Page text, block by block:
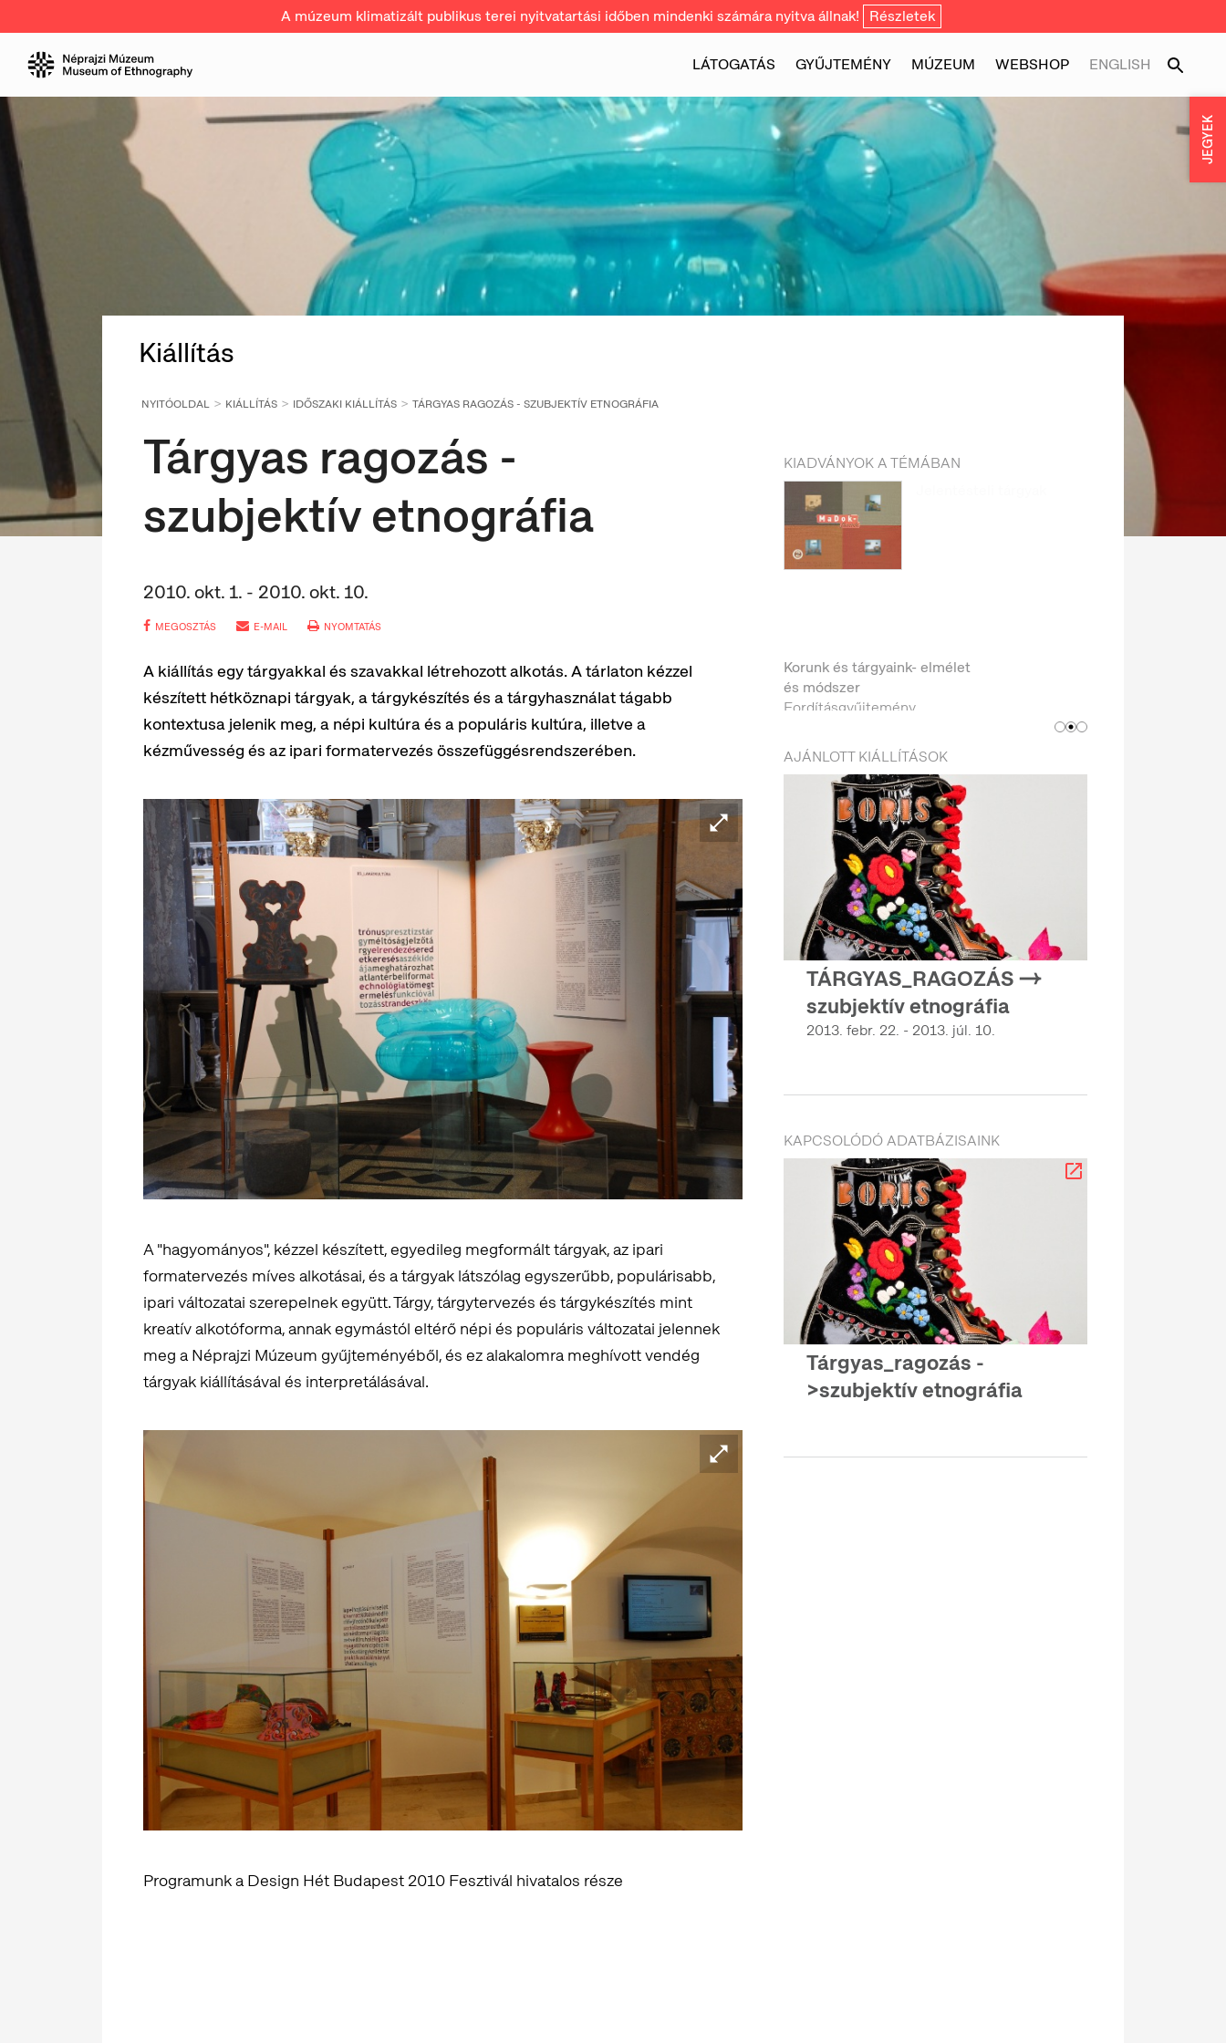
A múzeum klimatizált publikus terei nyitvatartási időben mindenki számára nyitva állnak! Részletek
LÁTOGATÁS GYŰJTEMÉNY MÚZEUM WEBSHOP ENGLISH
Kiállítás
NYITÓOLDAL KIÁLLÍTÁS IDŐSZAKI KIÁLLÍTÁS TÁRGYAS RAGOZÁS - SZUBJEKTÍV ETNOGRÁFIA
Tárgyas ragozás -
szubjektív etnográfia
2010. okt. 1. - 2010. okt. 10.
MEGOSZTÁS E-MAIL NYOMTATÁS
A kiállítás egy tárgyakkal és szavakkal létrehozott alkotás. A tárlaton kézzel
készített hétköznapi tárgyak, a tárgykészítés és a tárgyhasználat tágabb
kontextusa jelenik meg, a népi kultúra és a populáris kultúra, illetve a
kézművesség és az ipari formatervezés összefüggésrendszerében.
A "hagyományos", kézzel készített, egyedileg megformált tárgyak, az ipari
formatervezés míves alkotásai, és a tárgyak látszólag egyszerűbb, populárisabb,
ipari változatai szerepelnek együtt. Tárgy, tárgytervezés és tárgykészítés mint
kreatív alkotóforma, annak egymástól eltérő népi és populáris változatai jelennek
meg a Néprajzi Múzeum gyűjteményéből, és ez alakalomra meghívott vendég
tárgyak kiállításával és interpretálásával.
Programunk a Design Hét Budapest 2010 Fesztivál hivatalos része
KIADVÁNYOK A TÉMÁBAN
Korunk és tárgyaink- elmélet
és módszer
Fordításgyűjtemény
AJÁNLOTT KIÁLLÍTÁSOK
TÁRGYAS_RAGOZÁS →
szubjektív etnográfia
2013. febr. 22. - 2013. júl. 10.
KAPCSOLÓDÓ ADATBÁZISAINK
Tárgyas_ragozás -
>szubjektív etnográfia
JEGYEK